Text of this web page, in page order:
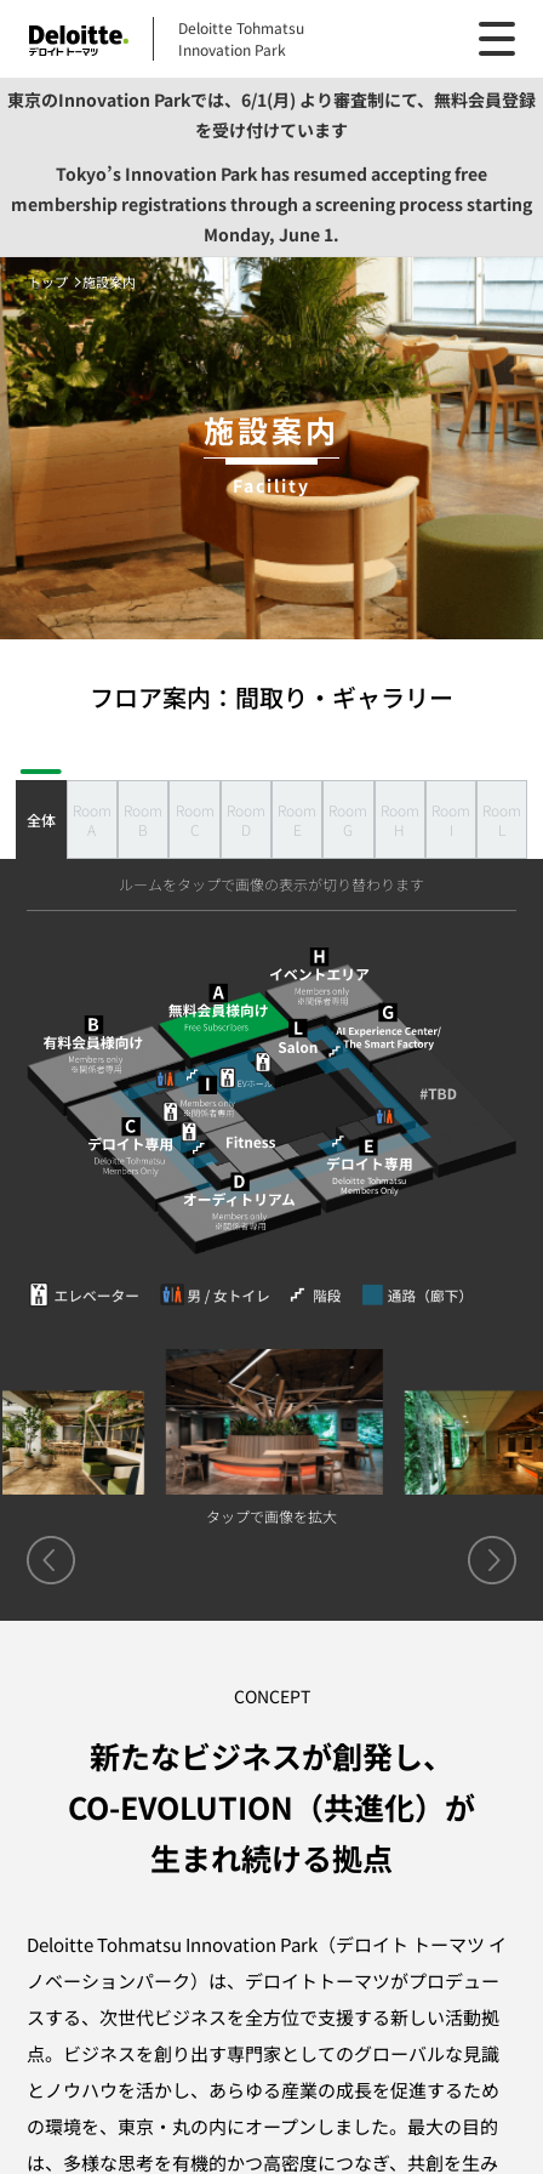
Deloitte Tohmatsu
Innovation Park
東京のInnovation Parkでは、6/1(月) より審査制にて、無料会員登録
を受け付けています
Tokyo’s Innovation Park has resumed accepting free
membership registrations through a screening process starting
Monday, June 1.
トップ 施設案内
施設案内
Facility
フロア案内：間取り・ギャラリー
全体
Room
A
Room
B
Room
C
Room
D
Room
E
Room
G
Room
H
Room
I
Room
L
ルームをタップで画像の表示が切り替わります
Deloitte Tohmatsu
Members Only
E
デロイト専用
タップで画像を拡大
CONCEPT
新たなビジネスが創発し、
CO-EVOLUTION（共進化）が
生まれ続ける拠点
Deloitte Tohmatsu Innovation Park（デロイト トーマツ イ
ノベーションパーク）は、デロイトトーマツがプロデュー
スする、次世代ビジネスを全方位で支援する新しい活動拠
点。ビジネスを創り出す専門家としてのグローバルな見識
とノウハウを活かし、あらゆる産業の成長を促進するため
の環境を、東京・丸の内にオープンしました。最大の目的
は、多様な思考を有機的かつ高密度につなぎ、共創を生み